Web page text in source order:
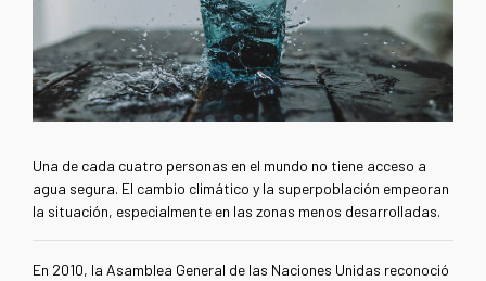
Una de cada cuatro personas en el mundo no tiene acceso a
agua segura. El cambio climático y la superpoblación empeoran
la situación, especialmente en las zonas menos desarrolladas.
En 2010, la Asamblea General de las Naciones Unidas reconoció